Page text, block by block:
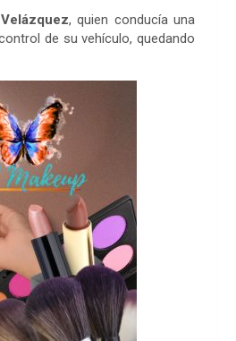
, quien conducía una
de su vehículo, quedando